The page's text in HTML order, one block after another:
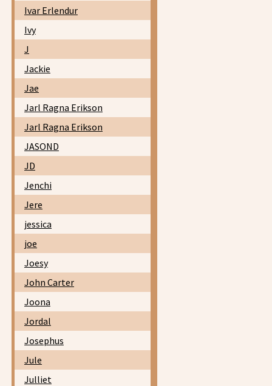
Ivar Erlendur
Ivy
J
Jackie
Jae
Jarl Ragna Erikson
Jarl Ragna Erikson
JASOND
JD
Jenchi
Jere
jessica
joe
Joesy
John Carter
Joona
Jordal
Josephus
Jule
Julliet